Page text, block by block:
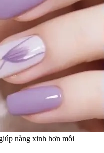
nàng xinh hơn mỗi